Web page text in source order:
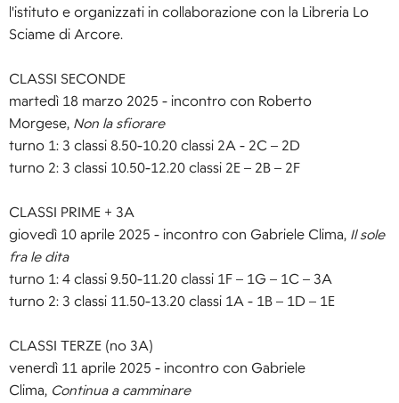
l'istituto e organizzati in collaborazione con la Libreria Lo
Sciame di Arcore.
CLASSI SECONDE
martedì 18 marzo 2025 - incontro con Roberto
Morgese, Non la sfiorare
turno 1: 3 classi 8.50-10.20 classi 2A - 2C – 2D
turno 2: 3 classi 10.50-12.20 classi 2E – 2B – 2F
CLASSI PRIME + 3A
giovedì 10 aprile 2025 - incontro con Gabriele Clima, Il sole
fra le dita
turno 1: 4 classi 9.50-11.20 classi 1F – 1G – 1C – 3A
turno 2: 3 classi 11.50-13.20 classi 1A - 1B – 1D – 1E
CLASSI TERZE (no 3A)
venerdì 11 aprile 2025 - incontro con Gabriele
Clima, Continua a camminare